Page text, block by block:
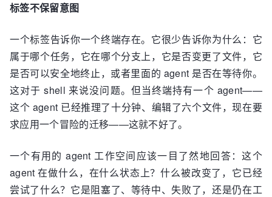
标签不保留意图
一个标签告诉你一个终端存在。它很少告诉你为什么：它
属于哪个任务，它在哪个分支上，它是否变更了文件，它
是否可以安全地终止，或者里面的 agent 是否在等待你。
这对于 shell 来说没问题。但当终端持有一个 agent——
这个 agent 已经推理了十分钟、编辑了六个文件，现在要
求应用一个冒险的迁移——这就不好了。
一个有用的 agent 工作空间应该一目了然地回答：这个
agent 在做什么，在什么状态上？什么被改变了，它已经
尝试了什么？它是阻塞了、等待中、失败了，还是仍在工